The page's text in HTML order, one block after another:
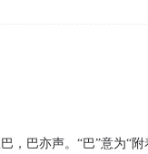
巴亦声。“巴”意为“附